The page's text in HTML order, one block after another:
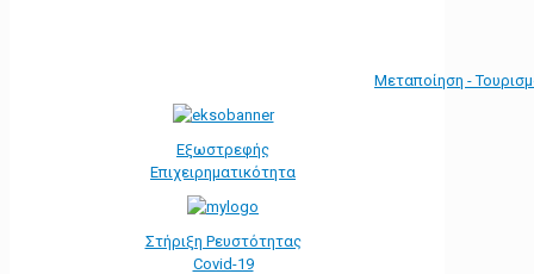
Μεταποίηση -
Εξωστρεφής
Επιχειρηματικότητα
Στήριξη Ρευστότητας
Covid-19